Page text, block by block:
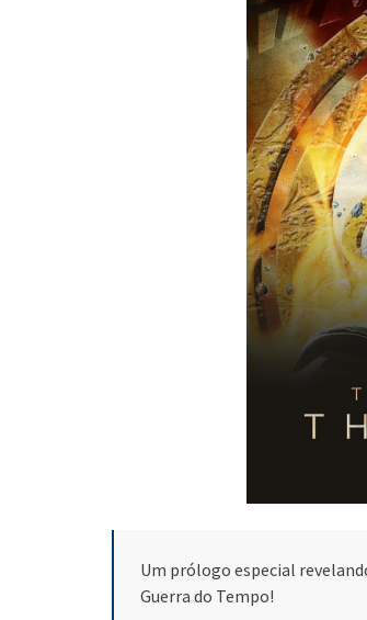
Um prólogo especial
Guerra do Tempo!